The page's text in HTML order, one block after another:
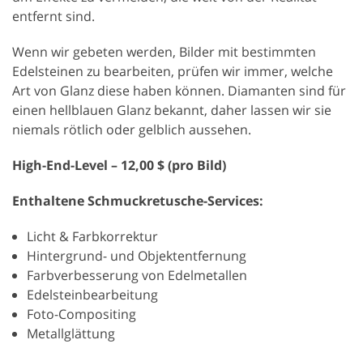
entfernt sind.
Wenn wir gebeten werden, Bilder mit bestimmten
Edelsteinen zu bearbeiten, prüfen wir immer, welche
Art von Glanz diese haben können. Diamanten sind für
einen hellblauen Glanz bekannt, daher lassen wir sie
niemals rötlich oder gelblich aussehen.
High-End-Level – 12,00 $ (pro Bild)
Enthaltene Schmuckretusche-Services:
Licht & Farbkorrektur
Hintergrund- und Objektentfernung
Farbverbesserung von Edelmetallen
Edelsteinbearbeitung
Foto-Compositing
Metallglättung